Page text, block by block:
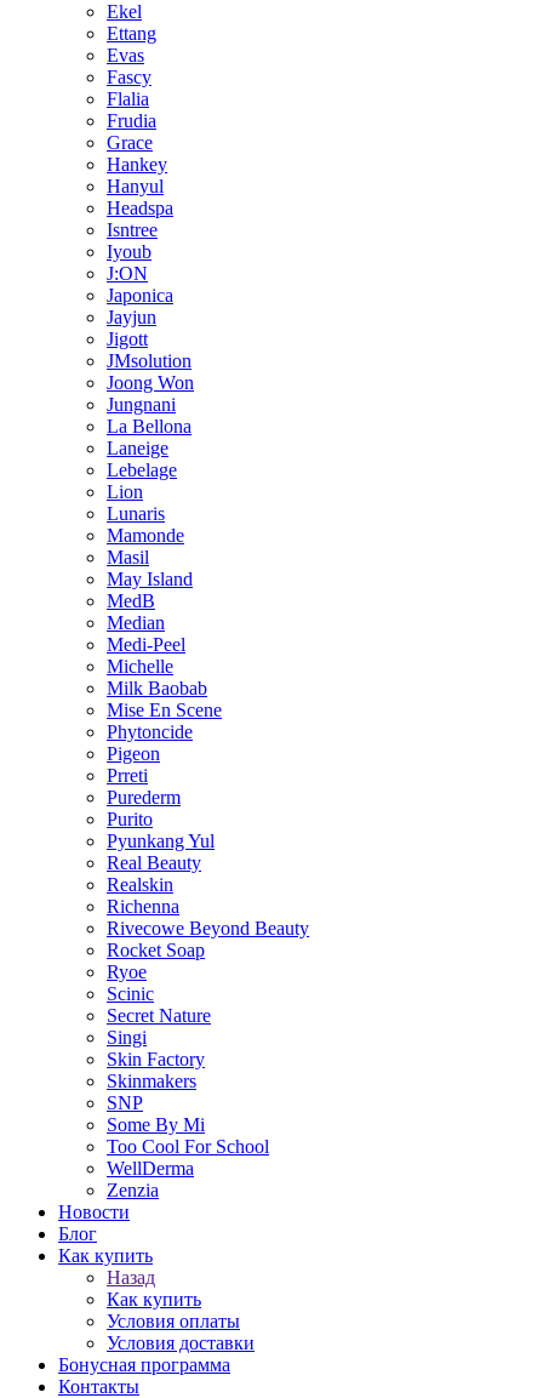
Ekel
Ettang
Evas
Fascy
Flalia
Frudia
Grace
Hankey
Hanyul
Headspa
Isntree
Iyoub
J:ON
Japonica
Jayjun
Jigott
JMsolution
Joong Won
Jungnani
La Bellona
Laneige
Lebelage
Lion
Lunaris
Mamonde
Masil
May Island
MedB
Median
Medi-Peel
Michelle
Milk Baobab
Mise En Scene
Phytoncide
Pigeon
Prreti
Purederm
Purito
Pyunkang Yul
Real Beauty
Realskin
Richenna
Rivecowe Beyond Beauty
Rocket Soap
Ryoe
Scinic
Secret Nature
Singi
Skin Factory
Skinmakers
SNP
Some By Mi
Too Cool For School
WellDerma
Zenzia
Новости
Блог
Как купить
Назад
Как купить
Условия оплаты
Условия доставки
Бонусная программа
Контакты